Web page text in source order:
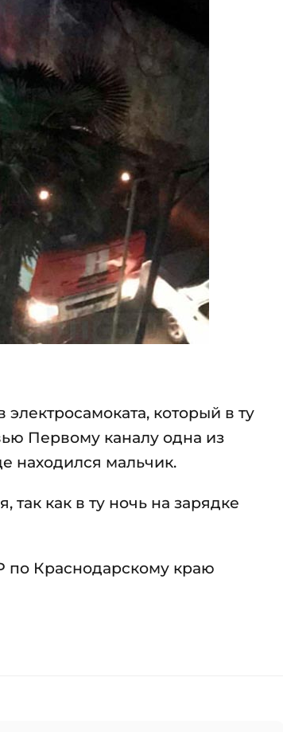
который в ту
Первому каналу одна из
находился мальчик.
так как в ту ночь на зарядке
по Краснодарскому краю